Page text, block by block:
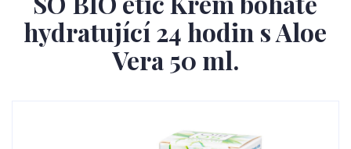
hydratující 24 hodin s Aloe
Vera 50 ml.